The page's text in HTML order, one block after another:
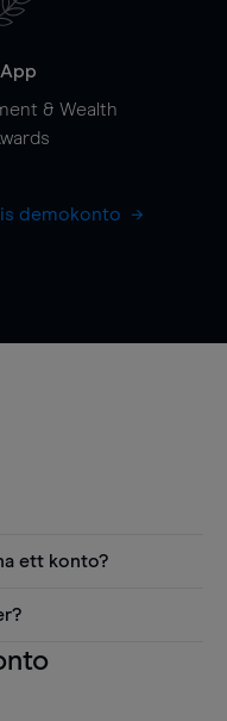
& Wealth
demokonto
ett konto?
Reuters
på när man
som hålls öppna